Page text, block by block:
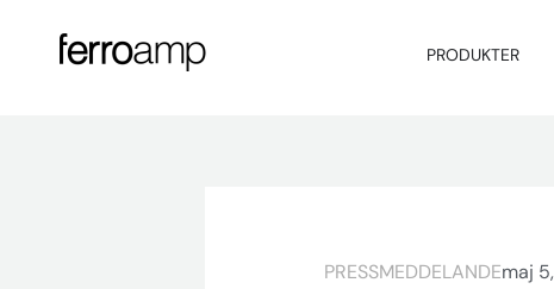
PRODUKTER
PRESSMEDDELANDEmaj